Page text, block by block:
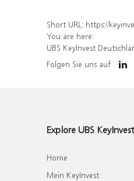
Short URL: https://keyinvest-
You are here:
UBS KeyInvest
Folgen Sie uns auf
Explore UBS KeyInvest
Home
Mein KeyInvest